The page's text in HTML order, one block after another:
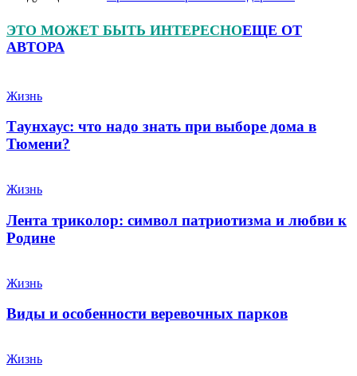
ЭТО МОЖЕТ БЫТЬ ИНТЕРЕСНОЕЩЕ ОТ
АВТОРА
Жизнь
Таунхаус: что надо знать при выборе дома в
Тюмени?
Жизнь
Лента триколор: символ патриотизма и любви к
Родине
Жизнь
Виды и особенности веревочных парков
Жизнь